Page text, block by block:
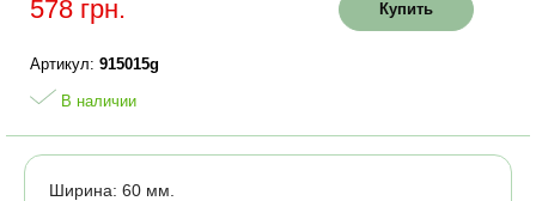
578 грн. Купить
Артикул: 915015g
В наличии
Ширина: 60 мм.